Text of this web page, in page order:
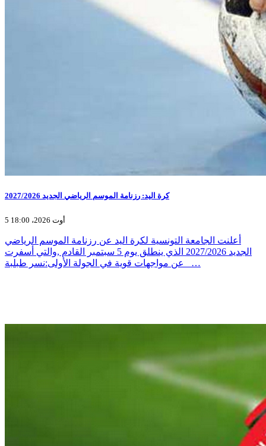
كرة اليد: رزنامة الموسم الرياضي الجديد 2027/2026
5 أوت 2026، 18:00
أعلنت الجامعة التونسية لكرة اليد عن رزنامة الموسم الرياضي
الجديد 2027/2026 الذي ينطلق يوم 5 سبتمبر القادم ,والتي أسفرت
عن مواجهات قوية في الجولة الأولى:نسر طبلبة _…